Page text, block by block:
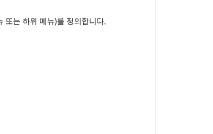
또는 하위 메뉴)를 정의합니다.